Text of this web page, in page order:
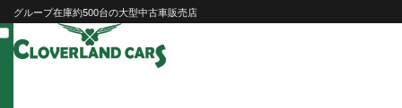
Skip
to
content
グループ在庫約500台の大型中古車販売店